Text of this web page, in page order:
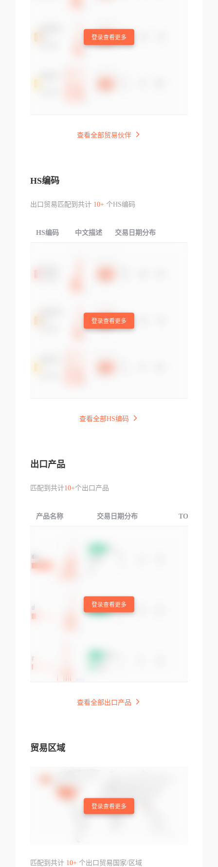
登录查看更多
查看全部贸易伙伴
HS编码
出口贸易匹配到共计 10+个HS编码
HS编码 中文描述 交易日期分布
登录查看更多
查看全部HS编码
出口产品
匹配到共计10+个出口产品
产品名称 交易日期分布 TOP3交易国
登录查看更多
查看全部出口产品
贸易区域
登录查看更多
匹配到共计 10+个出口贸易国家/区域